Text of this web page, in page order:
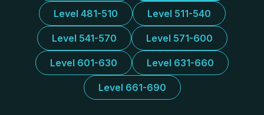
Level 481-510 Level 511-540
Level 541-570 Level 571-600
Level 601-630 Level 631-660
Level 661-690